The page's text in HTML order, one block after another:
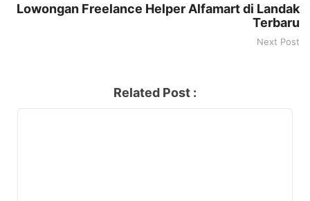
Lowongan Freelance Helper Alfamart di Landak
Terbaru
Next Post
Related Post :